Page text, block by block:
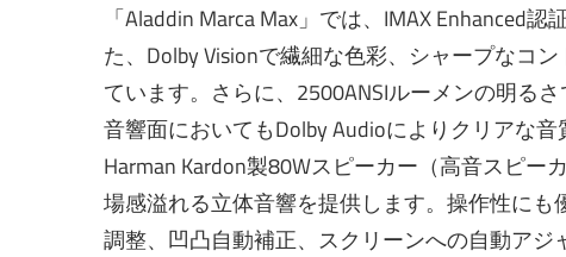
「Aladdin Marca Max」では、IMAX Enhanced
た、Dolby Visionで繊細な色彩、シャープなコ
ています。さらに、2500ANSIルーメンの明る
音響面においてもDolby Audioによりクリアな音
Harman Kardon製80Wスピーカー（高音スピ
場感溢れる立体音響を提供します。操作性に
調整、凹凸自動補正、スクリーンへの自動アジ